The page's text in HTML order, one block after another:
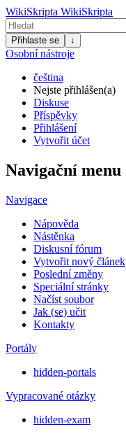
WikiSkripta WikiSkripta
Přihlaste se ↓
Osobní nástroje
čeština
Nejste přihlášen(a)
Diskuse
Příspěvky
Přihlášení
Vytvořit účet
Navigační menu
Navigace
Nápověda
Nástěnka
Diskusní fórum
Vytvořit nový článek
Poslední změny
Speciální stránky
Načíst soubor
Jak (se) učit
Kontakty
Portály
hidden-portals
Vypracované otázky
hidden-exam